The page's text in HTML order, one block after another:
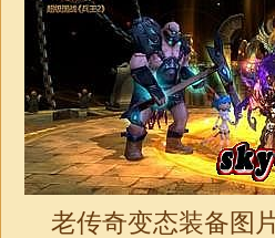
老传奇变态装备图